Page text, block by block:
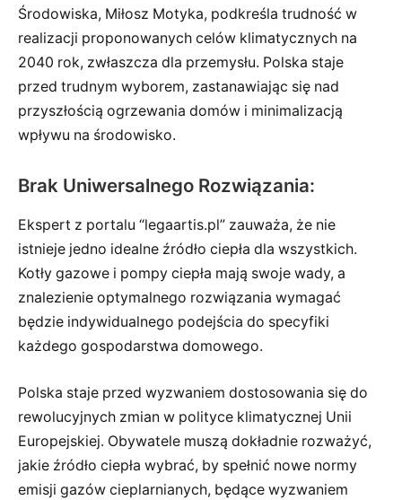
Środowiska, Miłosz Motyka, podkreśla trudność w
realizacji proponowanych celów klimatycznych na
2040 rok, zwłaszcza dla przemysłu. Polska staje
przed trudnym wyborem, zastanawiając się nad
przyszłością ogrzewania domów i minimalizacją
wpływu na środowisko.
Brak Uniwersalnego Rozwiązania:
Ekspert z portalu “legaartis.pl” zauważa, że nie
istnieje jedno idealne źródło ciepła dla wszystkich.
Kotły gazowe i pompy ciepła mają swoje wady, a
znalezienie optymalnego rozwiązania wymagać
będzie indywidualnego podejścia do specyfiki
każdego gospodarstwa domowego.
Polska staje przed wyzwaniem dostosowania się do
rewolucyjnych zmian w polityce klimatycznej Unii
Europejskiej. Obywatele muszą dokładnie rozważyć,
jakie źródło ciepła wybrać, by spełnić nowe normy
emisji gazów cieplarnianych, będące wyzwaniem